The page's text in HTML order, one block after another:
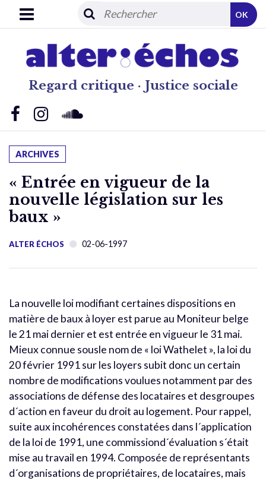
Regard critique · Justice sociale
OK
ARCHIVES
« Entrée en vigueur de la
nouvelle législation sur les
baux »
ALTER ÉCHOS 02-06-1997
La nouvelle loi modifiant certaines dispositions en
matière de baux à loyer est parue au Moniteur belge
le 21 mai dernier et est entrée en vigueur le 31 mai.
Mieux connue sousle nom de « loi Wathelet », la loi du
20 février 1991 sur les loyers subit donc un certain
nombre de modifications voulues notamment par des
associations de défense des locataires et desgroupes
d´action en faveur du droit au logement. Pour rappel,
suite aux incohérences constatées dans l´application
de la loi de 1991, une commissiond´évaluation s´était
mise au travail en 1994. Composée de représentants
d´organisations de propriétaires, de locataires, mais